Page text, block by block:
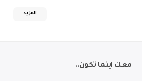
المزيد
معك اينما تكون..